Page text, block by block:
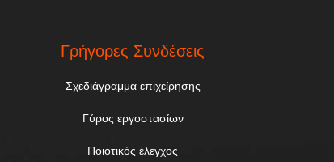
Γρήγορες Συνδέσεις
Σχεδιάγραμμα επιχείρησης
Γύρος εργοστασίων
Ποιοτικός έλεγχος